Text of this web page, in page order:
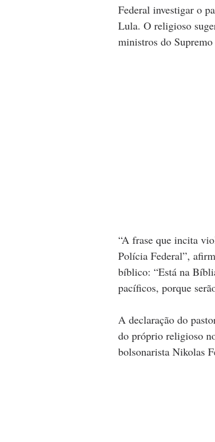
Federal investigar o
Lula. O religioso
ministros do
“A frase que incita
Polícia Federal”,
bíblico: “Está na
pacíficos, porque
A declaração do
do próprio religioso
bolsonarista Nikolas